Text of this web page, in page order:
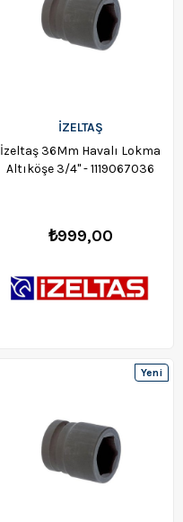
İZELTAŞ
İzeltaş 36Mm Havalı Lokma
Altıköşe 3/4" - 1119067036
₺999,00
Yeni